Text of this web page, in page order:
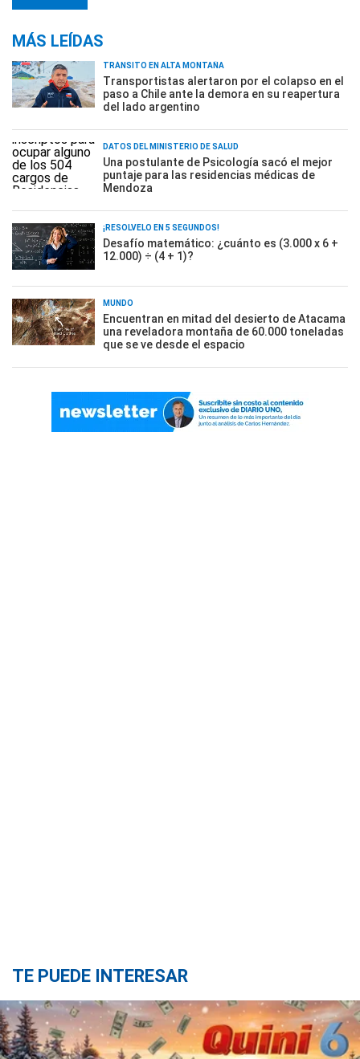
MÁS LEÍDAS
TRÁNSITO EN ALTA MONTAÑA
Transportistas alertaron por el colapso en el
paso a Chile ante la demora en su reapertura
del lado argentino
DATOS DEL MINISTERIO DE SALUD
Una postulante de Psicología sacó el mejor
puntaje para las residencias médicas de
Mendoza
¡RESOLVELO EN 5 SEGUNDOS!
Desafío matemático: ¿cuánto es (3.000 x 6 +
12.000) ÷ (4 + 1)?
MUNDO
Encuentran en mitad del desierto de Atacama
una reveladora montaña de 60.000 toneladas
que se ve desde el espacio
TE PUEDE INTERESAR